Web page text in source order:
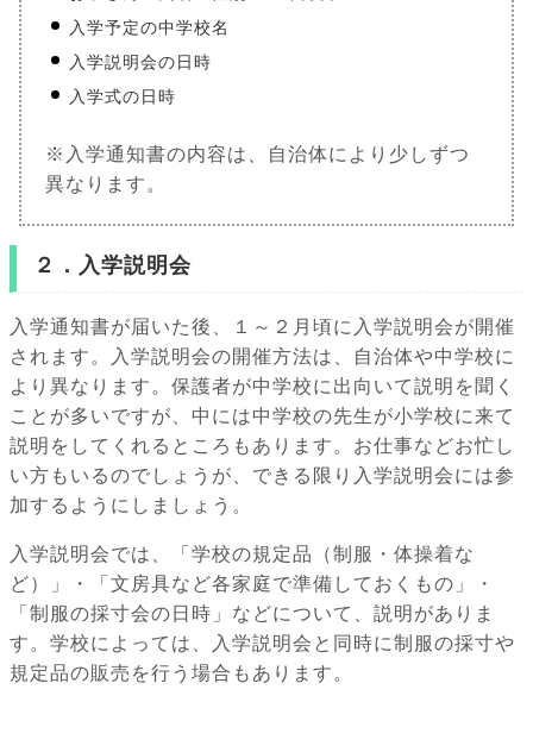
入学予定の中学校名
入学説明会の日時
入学式の日時
※入学通知書の内容は、自治体により少しずつ
異なります。
２．入学説明会
入学通知書が届いた後、１～２月頃に入学説明会が開催
されます。入学説明会の開催方法は、自治体や中学校に
より異なります。保護者が中学校に出向いて説明を聞く
ことが多いですが、中には中学校の先生が小学校に来て
説明をしてくれるところもあります。お仕事などお忙し
い方もいるのでしょうが、できる限り入学説明会には参
加するようにしましょう。
入学説明会では、「学校の規定品（制服・体操着な
ど）」・「文房具など各家庭で準備しておくもの」・
「制服の採寸会の日時」などについて、説明がありま
す。学校によっては、入学説明会と同時に制服の採寸や
規定品の販売を行う場合もあります。